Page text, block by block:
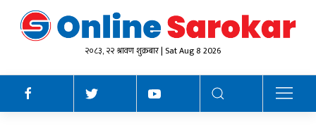
२०८३, २२ श्रावण शुक्रबार | Sat Aug 8 2026